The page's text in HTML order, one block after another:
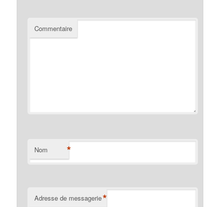
Commentaire
Nom *
Adresse de messagerie*